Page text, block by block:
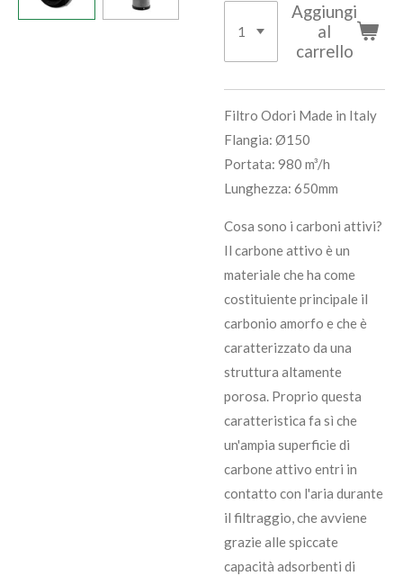
Aggiungi
al
carrello
Filtro Odori Made in Italy
Flangia: Ø150
Portata: 980 m³/h
Lunghezza: 650mm
Cosa sono i carboni attivi?
Il carbone attivo è un
materiale che ha come
costituiente principale il
carbonio amorfo e che è
caratterizzato da una
struttura altamente
porosa. Proprio questa
caratteristica fa sì che
un'ampia superficie di
carbone attivo entri in
contatto con l'aria durante
il filtraggio, che avviene
grazie alle spiccate
capacità adsorbenti di